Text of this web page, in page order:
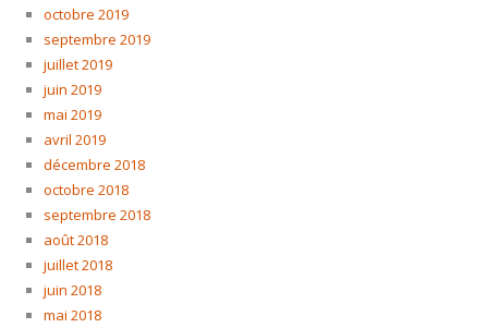
octobre 2019
septembre 2019
juillet 2019
juin 2019
mai 2019
avril 2019
décembre 2018
octobre 2018
septembre 2018
août 2018
juillet 2018
juin 2018
mai 2018